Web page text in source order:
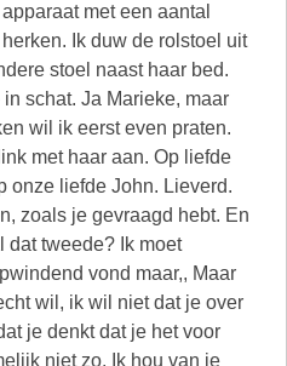
met een aantal
Ik duw de rolstoel uit
stoel naast haar bed.
schat. Ja Marieke, maar
wil ik eerst even praten.
met haar aan. Op liefde
onze liefde John. Lieverd.
zoals je gevraagd hebt. En
dat tweede? Ik moet
vond maar,, Maar
wil, ik wil niet dat je over
je denkt dat je het voor
niet zo. Ik hou van je